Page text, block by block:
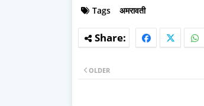
Tags अमरावती
OLDER